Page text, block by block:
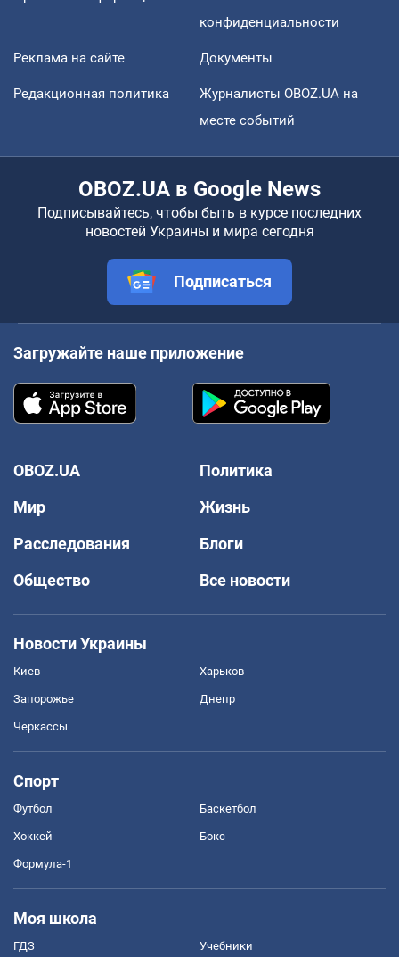
конфиденциальности
Реклама на сайте Документы
Редакционная политика
Журналисты OBOZ.UA на
месте событий
OBOZ.UA в Google News
Подписывайтесь, чтобы быть в курсе последних
новостей Украины и мира сегодня
Подписаться
Загружайте наше приложение
OBOZ.UA
Политика
Мир
Жизнь
Расследования
Блоги
Общество
Все новости
Новости Украины
Киев Харьков
Запорожье Днепр
Черкассы
Спорт
Футбол Баскетбол
Хоккей Бокс
Формула-1
Моя школа
ГДЗ Учебники